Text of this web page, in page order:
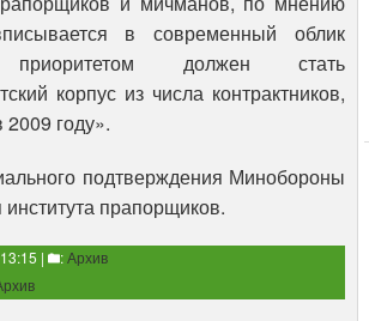
в современный облик
должен стать
корпус из числа контрактников,
году».
подтверждения Минобороны
прапорщиков.
| :Архив